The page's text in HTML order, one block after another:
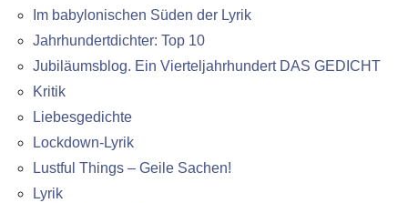
Im babylonischen Süden der Lyrik
Jahrhundertdichter: Top 10
Jubiläumsblog. Ein Vierteljahrhundert DAS GEDICHT
Kritik
Liebesgedichte
Lockdown-Lyrik
Lustful Things – Geile Sachen!
Lyrik